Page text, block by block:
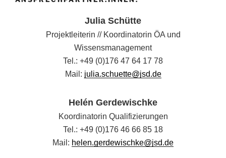
Julia Schütte
Projektleiterin // Koordinatorin ÖA und
Wissensmanagement
Tel.: +49 (0)176 47 64 17 78
Mail: julia.schuette@jsd.de
Helén Gerdewischke
Koordinatorin Qualifizierungen
Tel.: +49 (0)176 46 66 85 18
Mail: helen.gerdewischke@jsd.de